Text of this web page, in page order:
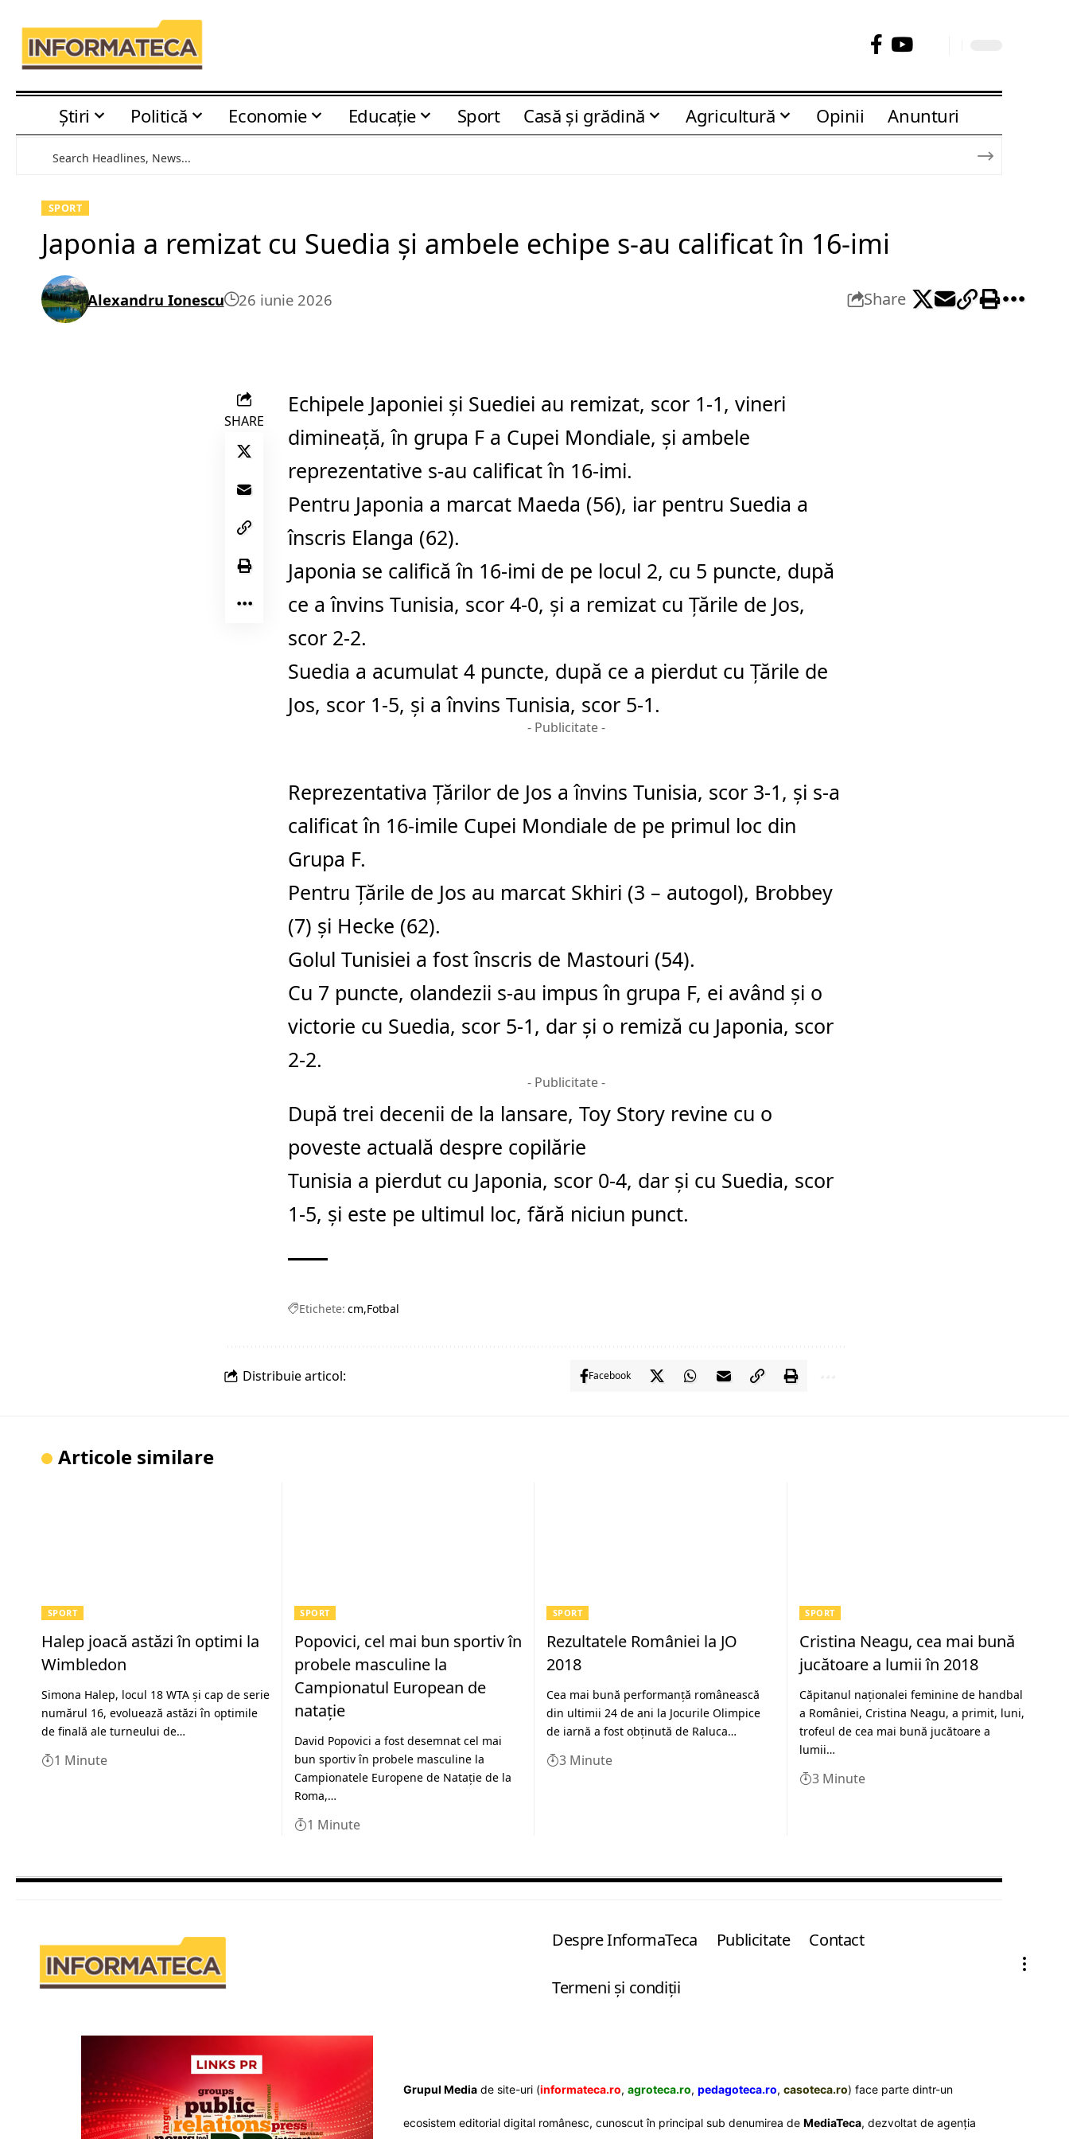
Știri Politică Economie Educaţie Sport Casă şi grădină Agricultură Opinii Anunturi
SPORT
Japonia a remizat cu Suedia și ambele echipe s-au calificat în 16-imi
Alexandru Ionescu 26 iunie 2026 Share
SHARE
Echipele Japoniei şi Suediei au remizat, scor 1-1, vineri
dimineaţă, în grupa F a Cupei Mondiale, şi ambele
reprezentative s-au calificat în 16-imi.
Pentru Japonia a marcat Maeda (56), iar pentru Suedia a
înscris Elanga (62).
Japonia se califică în 16-imi de pe locul 2, cu 5 puncte, după
ce a învins Tunisia, scor 4-0, şi a remizat cu Ţările de Jos,
scor 2-2.
Suedia a acumulat 4 puncte, după ce a pierdut cu Ţările de
Jos, scor 1-5, şi a învins Tunisia, scor 5-1.
- Publicitate -
Reprezentativa Ţărilor de Jos a învins Tunisia, scor 3-1, şi s-a
calificat în 16-imile Cupei Mondiale de pe primul loc din
Grupa F.
Pentru Ţările de Jos au marcat Skhiri (3 – autogol), Brobbey
(7) şi Hecke (62).
Golul Tunisiei a fost înscris de Mastouri (54).
Cu 7 puncte, olandezii s-au impus în grupa F, ei având şi o
victorie cu Suedia, scor 5-1, dar şi o remiză cu Japonia, scor
2-2.
- Publicitate -
După trei decenii de la lansare, Toy Story revine cu o
poveste actuală despre copilărie
Tunisia a pierdut cu Japonia, scor 0-4, dar şi cu Suedia, scor
1-5, şi este pe ultimul loc, fără niciun punct.
Etichete: cm Fotbal
Distribuie articol: Facebook
Articole similare
SPORT
Halep joacă astăzi în optimi la
Wimbledon
Simona Halep, locul 18 WTA şi cap de serie
numărul 16, evoluează astăzi în optimile
de finală ale turneului de…
1 Minute
SPORT
Popovici, cel mai bun sportiv în
probele masculine la
Campionatul European de
natație
David Popovici a fost desemnat cel mai
bun sportiv în probele masculine la
Campionatele Europene de Nataţie de la
Roma,…
1 Minute
SPORT
Rezultatele României la JO
2018
Cea mai bună performanţă românească
din ultimii 24 de ani la Jocurile Olimpice
de iarnă a fost obținută de Raluca…
3 Minute
SPORT
Cristina Neagu, cea mai bună
jucătoare a lumii în 2018
Căpitanul naţionalei feminine de handbal
a României, Cristina Neagu, a primit, luni,
trofeul de cea mai bună jucătoare a
lumii…
3 Minute
Despre InformaTeca Publicitate Contact
Termeni şi condiţii
Grupul Mediade site-uri (informateca.ro, agroteca.ro, pedagoteca.ro, casoteca.ro) face parte dintr-un
ecosistem editorial digital românesc, cunoscut în principal sub denumirea de MediaTeca, dezvoltat de agenția